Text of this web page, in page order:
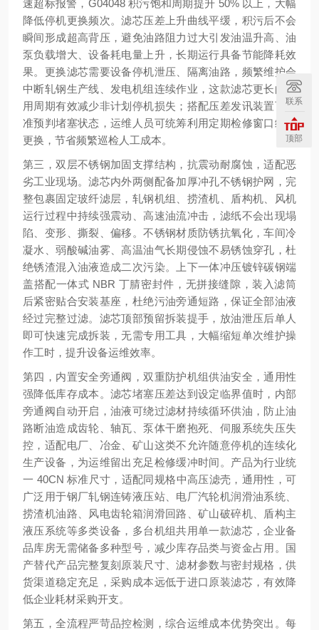
速超标报警，G04048 积污饱和周期提升 50% 以上，大幅
降低停机更换频次。滤芯压差上升曲线平缓，积污后不会
瞬间形成超高背压，避免油路阻力过大引发油温升高、油
泵负载增大、设备耗电量上升，长期运行具备节能降耗效
果。更换滤芯需要设备停机泄压、隔离油路，频繁维护会
中断轧钢生产线、发电机组连续作业，这款滤芯更长的使
用周期有效减少非计划停机损失；搭配压差发讯装置可精
准预判堵塞状态，运维人员可统筹利用定期检修窗口统一
更换，节省频繁巡检人工成本。
第三，双层不锈钢加固支撑结构，抗震动耐腐蚀，适配恶
劣工业现场。滤芯内外两侧配备加厚冲孔不锈钢护网，完
整包裹固定玻纤滤层，轧钢机组、捞渣机、盾构机、风机
运行过程中持续强震动、高速油流冲击，滤纸不会出现塌
陷、变形、撕裂、偏移。不锈钢材质防锈抗氧化，车间冷
凝水、弱酸碱油雾、高温油气长期侵蚀不易锈蚀穿孔，杜
绝锈渣混入油液造成二次污染。上下一体冲压镀锌碳钢端
盖搭配一体式 NBR 丁腈密封件，无拼接缝隙，装入滤筒
后紧密贴合安装基座，杜绝污油旁通短路，保证全部油液
经过完整过滤。滤芯顶部预留拆装提手，放油泄压后单人
即可快速完成拆装，无需专用工具，大幅缩短单次维护操
作工时，提升设备运维效率。
第四，内置安全旁通阀，双重防护机组供油安全，通用性
强降低库存成本。滤芯堵塞压差达到设定临界值时，内部
旁通阀自动开启，油液可绕过滤材持续循环供油，防止油
路断油造成齿轮、轴瓦、泵体干磨抱死、伺服系统失压失
控，适配电厂、冶金、矿山这类不允许随意停机的连续化
生产设备，为运维留出充足检修缓冲时间。产品为行业统
一 40CN 标准尺寸，适配同规格中高压滤壳，通用性，可
广泛用于钢厂轧钢连铸液压站、电厂汽轮机润滑油系统、
捞渣机油路、风电齿轮箱润滑回路、矿山破碎机、盾构主
液压系统等多类设备，多台机组共用单一款滤芯，企业备
品库房无需储备多种型号，减少库存品类与资金占用。国
产替代产品完整复刻原装尺寸、滤材参数与密封规格，供
货渠道稳定充足，采购成本远低于进口原装滤芯，有效降
低企业耗材采购开支。
第五，全流程严苛品控检测，综合运维成本优势突出。每
联系
顶部